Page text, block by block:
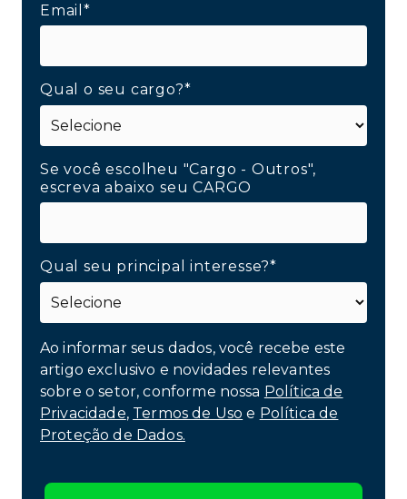
Email*
Qual o seu cargo?*
Se você escolheu "Cargo - Outros",
escreva abaixo seu CARGO
Qual seu principal interesse?*
Ao informar seus dados, você recebe este
artigo exclusivo e novidades relevantes
sobre o setor, conforme nossa Política de
Privacidade, Termos de Uso e Política de
Proteção de Dados.